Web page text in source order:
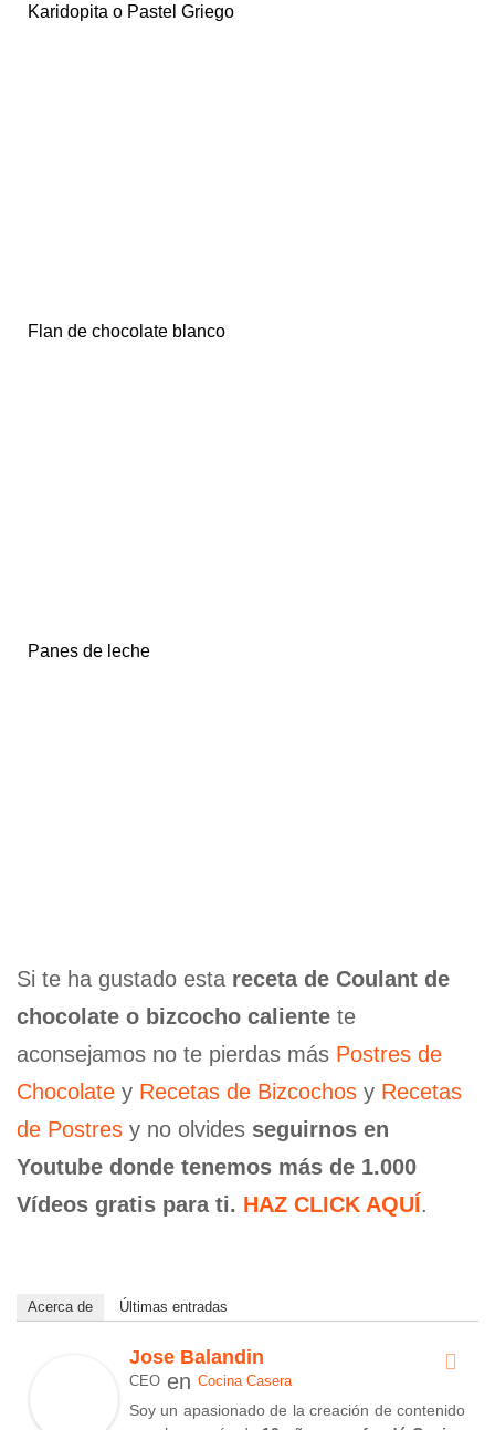
Karidopita o Pastel Griego
Flan de chocolate blanco
Panes de leche
Si te ha gustado esta receta de Coulant de
chocolate o bizcocho caliente te
aconsejamos no te pierdas más Postres de
Chocolate y Recetas de Bizcochos y Recetas
de Postres y no olvides seguirnos en
Youtube donde tenemos más de 1.000
Vídeos gratis para ti. HAZ CLICK AQUÍ.
Acerca de Últimas entradas
Jose Balandin
CEO en Cocina Casera
Soy un apasionado de la creación de contenido